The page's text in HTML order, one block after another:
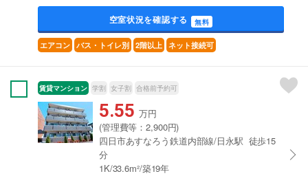
空室状況を確認する 無料
エアコン バス・トイレ別 2階以上 ネット接続可
賃貸マンション 学割 女子割 合格前予約可
5.55 万円
(管理費等：2,900円)
四日市あすなろう鉄道内部線/日永駅 徒歩15
分
1K/33.6m²/築19年